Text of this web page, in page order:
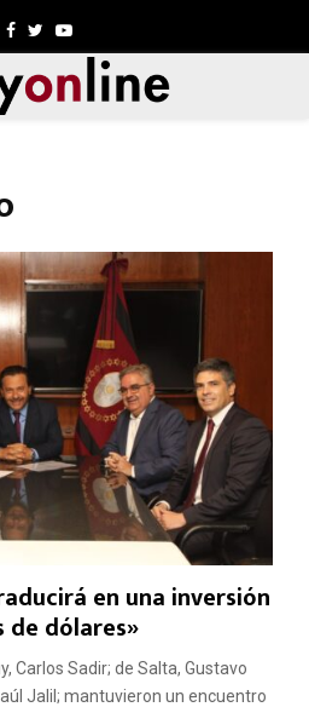
Facebook
TwitterYoutube
en una inversión
de dólares»
Carlos Sadir; de Salta, Gustavo
Jalil; mantuvieron un encuentro